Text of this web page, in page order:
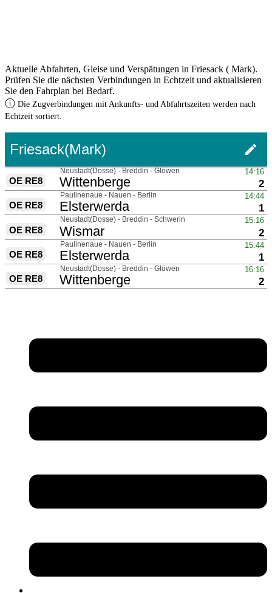
Aktuelle Abfahrten, Gleise und Verspätungen in Friesack ( Mark).
Prüfen Sie die nächsten Verbindungen in Echtzeit und aktualisieren
Sie den Fahrplan bei Bedarf.
ⓘ Die Zugverbindungen mit Ankunfts- und Abfahrtszeiten werden nach
Echtzeit sortiert.